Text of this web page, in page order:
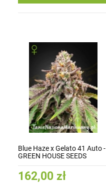
Blue Haze x Gelato 41 Auto -
GREEN HOUSE SEEDS
162,00 zł